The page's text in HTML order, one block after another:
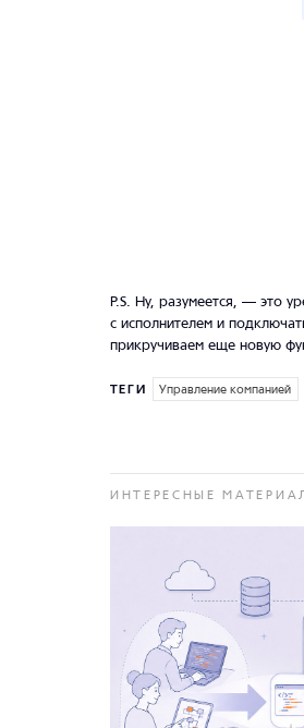
P.S. Ну, разумеется, — это
с исполнителем и
прикручиваем еще новую
ТЕГИ Управление компанией
ИНТЕРЕСНЫЕ